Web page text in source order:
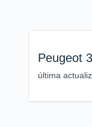
Peugeot
última